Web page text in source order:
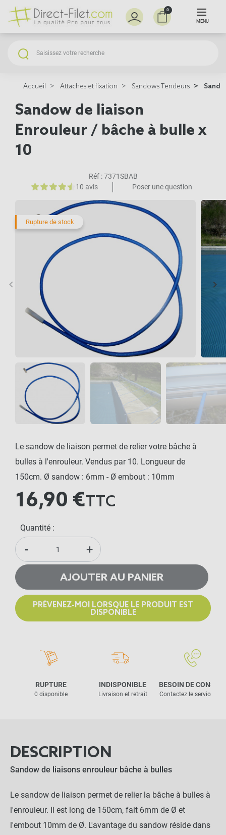
0
MENU
Accueil Attaches et fixation Sandows Tendeurs
Sandow de liaison
Enrouleur / bâche à bulle x
10
Réf :7371SBAB
10 avis
Poser une question
Rupture de stock
Précédent
keyboard_arrow_left keyboard_arrow_right
Le sandow de liaison permet de relier votre bâche à
bulles à l'enrouleur. Vendus par 10. Longueur de
150cm. Ø sandow : 6mm - Ø embout : 10mm
16,90 €TTC
Quantité :
- +
AJOUTER AU PANIER
PRÉVENEZ-MOI LORSQUE LE PRODUIT EST
DISPONIBLE
RUPTURE
0 disponible
INDISPONIBLE
Livraison et retrait
BESOIN DE CONSEIL
Contactez le service
DESCRIPTION
Sandow de liaisons enrouleur bâche à bulles
Le sandow de liaison permet de relier la bâche à bulles à
l'enrouleur. Il est long de 150cm, fait 6mm de Ø et
l'embout 10mm de Ø. L'avantage du sandow réside dans